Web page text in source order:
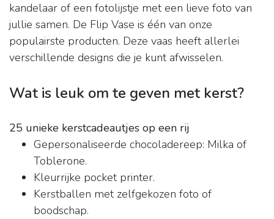
kandelaar of een fotolijstje met een lieve foto van
jullie samen. De Flip Vase is één van onze
populairste producten. Deze vaas heeft allerlei
verschillende designs die je kunt afwisselen.
Wat is leuk om te geven met kerst?
25 unieke kerstcadeautjes op een rij
Gepersonaliseerde chocoladereep: Milka of
Toblerone.
Kleurrijke pocket printer.
Kerstballen met zelfgekozen foto of
boodschap.